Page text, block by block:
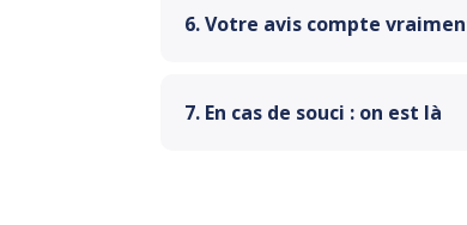
6. Votre avis compte
7. En cas de souci : on est là